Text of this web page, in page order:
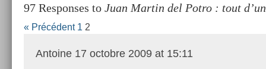
97 Responses to Juan Martin del Potro : tout
« Précédent 1 2
Antoine 17 octobre 2009 at 15:11